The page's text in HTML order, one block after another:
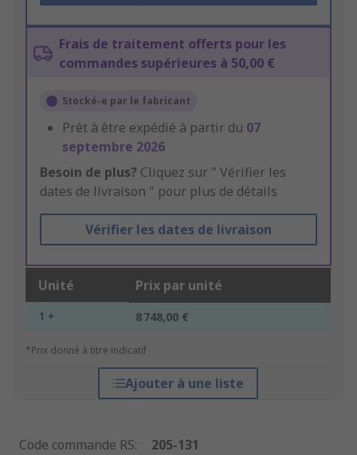
Frais de traitement offerts pour les
commandes supérieures à 50,00 €
Stocké-e par le fabricant
Prêt à être expédié à partir du 07
septembre 2026
Besoin de plus? Cliquez sur " Vérifier les
dates de livraison " pour plus de détails
Vérifier les dates de livraison
Unité Prix par unité
1 + 8 748,00 €
*Prix donné à titre indicatif
Ajouter à une liste
Code commande RS:
205-131